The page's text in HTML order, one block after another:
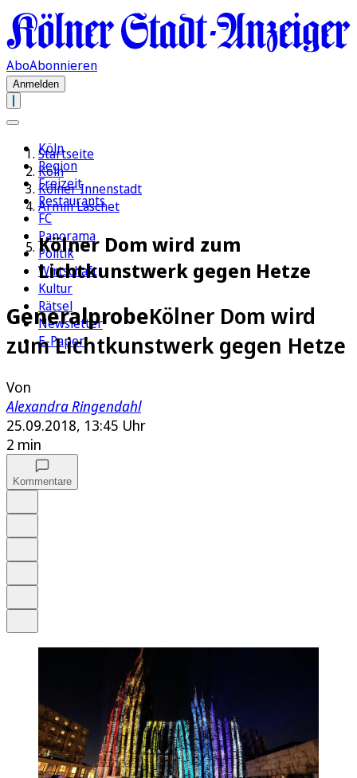
AboAbonnieren
Anmelden
Köln
Region
Freizeit
Restaurants
FC
Panorama
Politik
Wirtschaft
Kultur
Rätsel
Newsletter
E-Paper
Startseite
Köln
Kölner Innenstadt
Armin Laschet
Kölner Dom wird zum
Lichtkunstwerk gegen Hetze
GeneralprobeKölner Dom wird
zum Lichtkunstwerk gegen Hetze
Von
Alexandra Ringendahl
25.09.2018, 13:45 Uhr
2 min
Kommentare